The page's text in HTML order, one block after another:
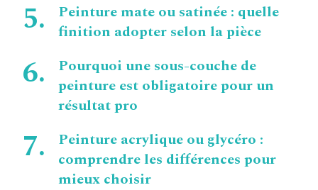
Peinture mate ou satinée : quelle
finition adopter selon la pièce
Pourquoi une sous-couche de
peinture est obligatoire pour un
résultat pro
Peinture acrylique ou glycéro :
comprendre les différences pour
mieux choisir